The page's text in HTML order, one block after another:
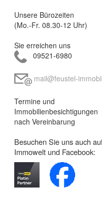
Unsere Bürozeiten
(Mo.-Fr. 08.30-12 Uhr)
Sie erreichen uns
09521-6980
mail@feustel-
Termine und
Immobilienbesichtigungen
nach Vereinbarung
Besuchen Sie uns auch auf
Immowelt und Facebook: